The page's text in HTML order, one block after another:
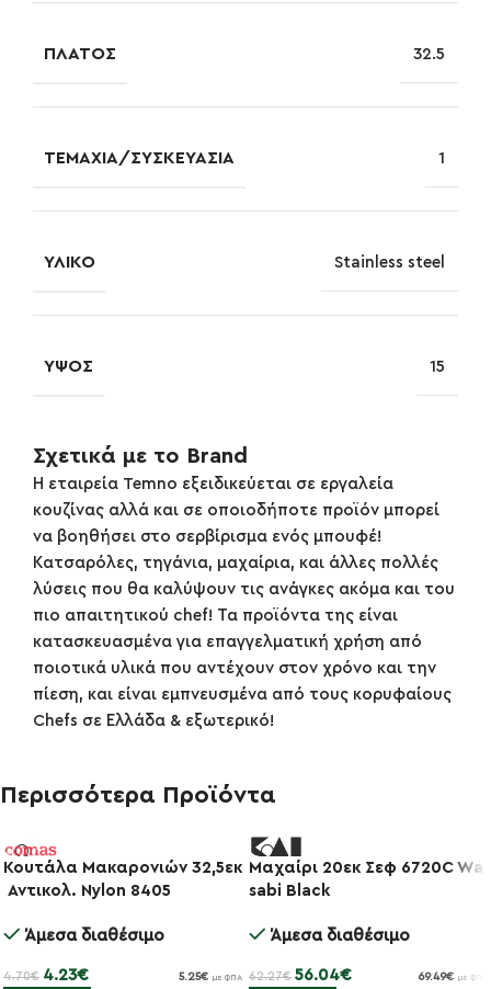
ΠΛΆΤΟΣ 32.5
ΤΕΜΆΧΙΑ/ΣΥΣΚΕΥΑΣΊΑ 1
ΥΛΙΚΌ Stainless steel
ΎΨΟΣ 15
Σχετικά με το Brand
Η εταιρεία Temno εξειδικεύεται σε εργαλεία
κουζίνας αλλά και σε οποιοδήποτε προϊόν μπορεί
να βοηθήσει στο σερβίρισμα ενός μπουφέ!
Κατσαρόλες, τηγάνια, μαχαίρια, και άλλες πολλές
λύσεις που θα καλύψουν τις ανάγκες ακόμα και του
πιο απαιτητικού chef! Τα προϊόντα της είναι
κατασκευασμένα για επαγγελματική χρήση από
ποιοτικά υλικά που αντέχουν στον χρόνο και την
πίεση, και είναι εμπνευσμένα από τους κορυφαίους
Chefs σε Ελλάδα & εξωτερικό!
Περισσότερα Προϊόντα
-10%
Κουτάλα Μακαρονιών 32,5εκ
Αντικολ. Nylon 8405
Άμεσα διαθέσιμο
4.70€ 4.23€ 5.25€ με ΦΠΑ
-10%
Μαχαίρι 20εκ Σεφ 6720C Wa
sabi Black
Άμεσα διαθέσιμο
62.27€ 56.04€ 69.49€ με ΦΠΑ